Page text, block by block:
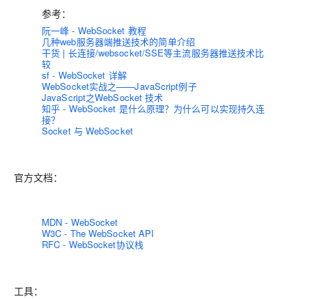
参考：
阮一峰 - WebSocket 教程
几种web服务器端推送技术的简单介绍
干货 | 长连接/websocket/SSE等主流服务器推送技术比
较
sf - WebSocket 详解
WebSocket实战之——JavaScript例子
JavaScript之WebSocket 技术
知乎 - WebSocket 是什么原理？为什么可以实现持久连
接？
Socket 与 WebSocket
官方文档：
MDN - WebSocket
W3C - The WebSocket API
RFC - WebSocket协议栈
工具：